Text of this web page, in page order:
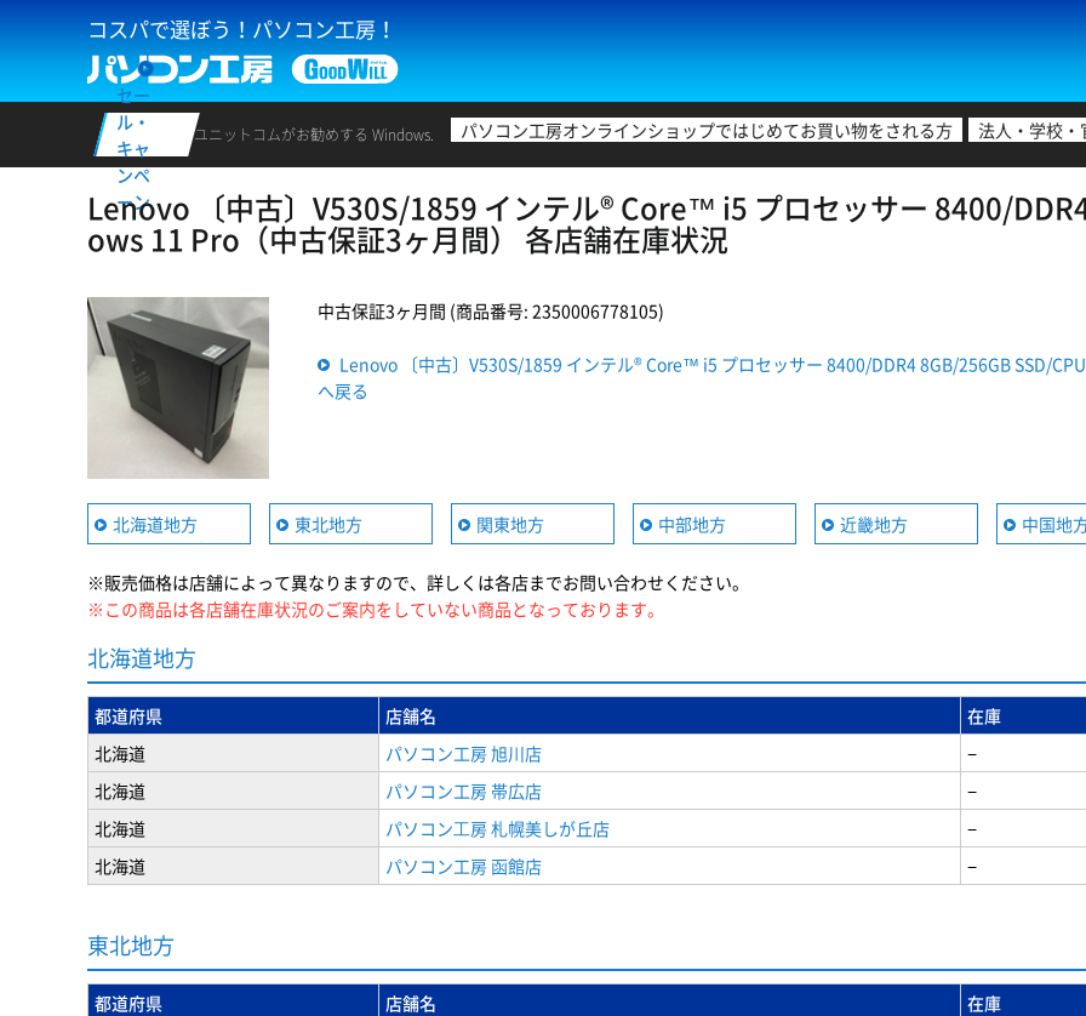
コスパで選ぼう！パソコン工房！
セー
ル・
キャ
ンペ
ーン
ユニットコムがお勧めする Windows. パソコン工房オンラインショップではじめてお買い物をされる方 法人・学校
Lenovo 〔中古〕V530S/1859 インテル® Core™ i5 プロセッサー 8400/
ows 11 Pro（中古保証3ヶ月間） 各店舗在庫状況
中古保証3ヶ月間 (商品番号: 2350006778105)
Lenovo 〔中古〕V530S/1859 インテル® Core™ i5 プロセッサー 8400/DDR4 8GB/256GB SSD/
へ戻る
北海道地方 東北地方 関東地方 中部地方 近畿地方 中国地
※販売価格は店舗によって異なりますので、詳しくは各店までお問い合わせください。
※この商品は各店舗在庫状況のご案内をしていない商品となっております。
北海道地方
都道府県 店舗名
在庫
北海道
パソコン工房 旭川店
−
北海道
パソコン工房 帯広店
−
北海道
パソコン⼯房 札幌美しが丘店
−
北海道
パソコン工房 函館店 −
東北地方
都道府県 店舗名
在庫